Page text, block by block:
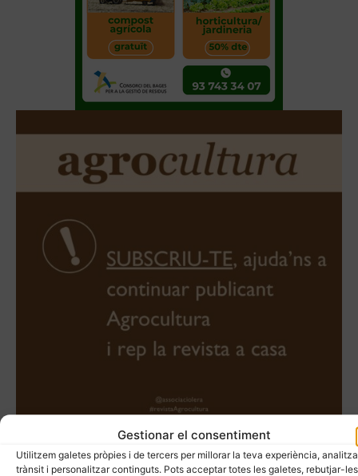
Gestionar el consentiment
Utilitzem galetes pròpies i de tercers per millorar la teva experiència,
trànsit i personalitzar continguts. Pots acceptar totes les galetes, rebutjar-